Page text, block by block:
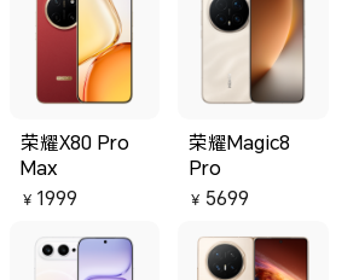
荣耀X80 Pro
Max
￥ 1999
荣耀Magic8
Pro
￥ 5699